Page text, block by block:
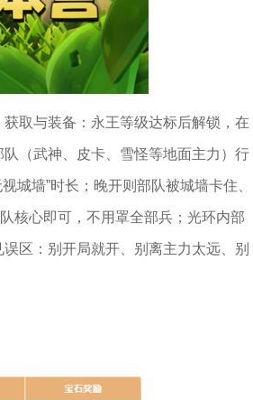
取与装备：永王等级达标后解锁，在
（武神、皮卡、雪怪等地面主力）行
墙”时长；晚开则部队被城墙卡住、
核心即可，不用罩全部兵；光环内部
区：别开局就开、别离主力太远、别